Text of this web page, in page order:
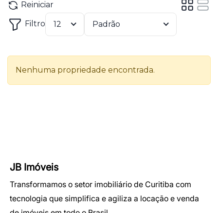
JB Imóveis
Transformamos o setor imobiliário de Curitiba com
tecnologia que simplifica e agiliza a locação e venda